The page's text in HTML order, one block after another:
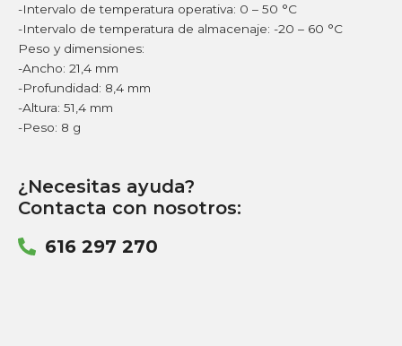
-Intervalo de temperatura operativa: 0 – 50 °C
-Intervalo de temperatura de almacenaje: -20 – 60 °C
Peso y dimensiones:
-Ancho: 21,4 mm
-Profundidad: 8,4 mm
-Altura: 51,4 mm
-Peso: 8 g
¿Necesitas ayuda?
Contacta con nosotros:
616 297 270